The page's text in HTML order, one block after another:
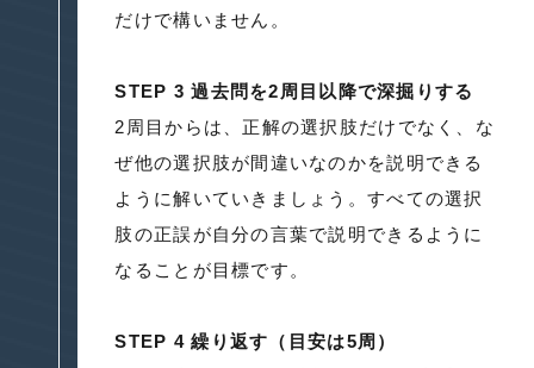
だけで構いません。
STEP 3 過去問を2周目以降で深掘りする
2周目からは、正解の選択肢だけでなく、な
ぜ他の選択肢が間違いなのかを説明できる
ように解いていきましょう。すべての選択
肢の正誤が自分の言葉で説明できるように
なることが目標です。
STEP 4 繰り返す（目安は5周）